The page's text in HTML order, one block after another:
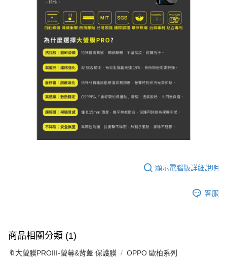
顯示電腦版詳細說明
客服
商品相關分類 (1)
🔖大螢膜PROIII-螢幕&背蓋 保護膜 OPPO 歐柏系列